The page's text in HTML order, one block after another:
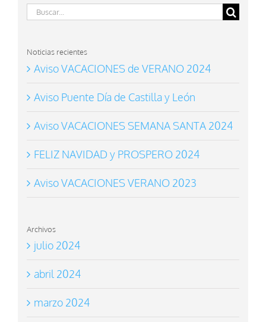
Buscar:
Noticias recientes
Aviso VACACIONES de VERANO 2024
Aviso Puente Día de Castilla y León
Aviso VACACIONES SEMANA SANTA 2024
FELIZ NAVIDAD y PROSPERO 2024
Aviso VACACIONES VERANO 2023
Archivos
julio 2024
abril 2024
marzo 2024